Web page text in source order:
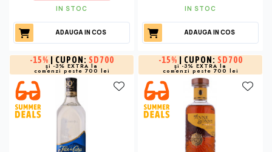
IN STOC
ADAUGA IN COS
IN STOC
ADAUGA IN COS
-15% | CUPON: SD700
și -3% EXTRA la
comenzi peste 700 lei
-15% | CUPON: SD700
și -3% EXTRA la
comenzi peste 700 lei